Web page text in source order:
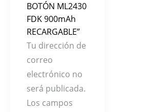
BOTÓN ML2430
FDK 900mAh
RECARGABLE”
Tu dirección de
correo
electrónico no
será publicada.
Los campos